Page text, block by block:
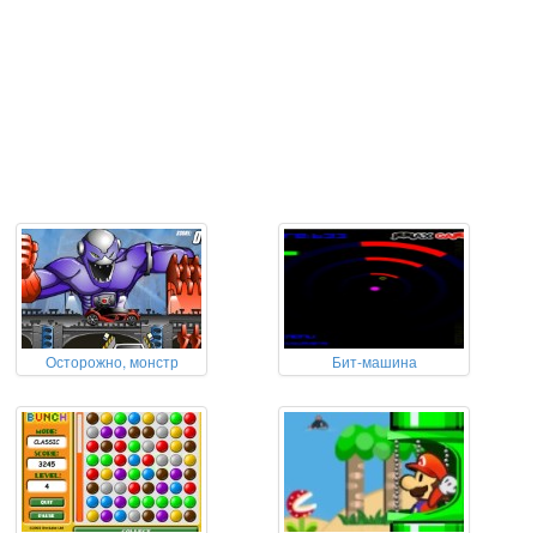
Осторожно, монстр Бит-машина